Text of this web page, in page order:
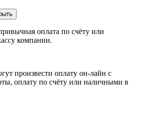
оплата по счёту или
компании.
произвести оплату он-лайн с
оплату по счёту или наличными в